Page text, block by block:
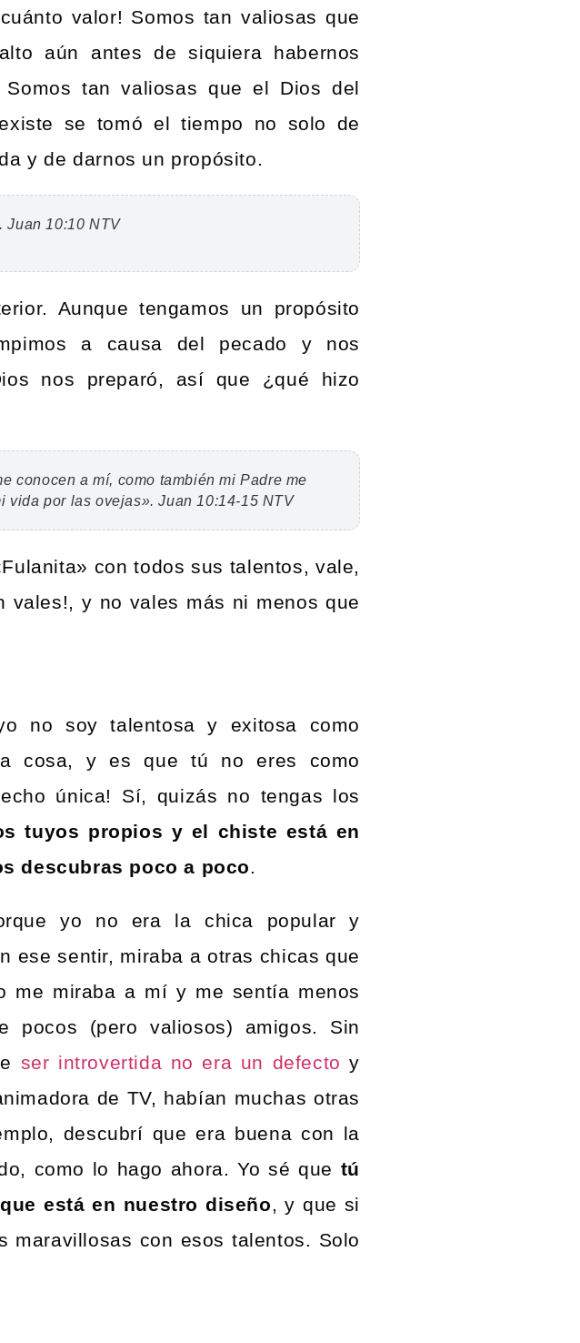
valor! Somos tan valiosas que
aún antes de siquiera habernos
tan valiosas que el Dios del
se tomó el tiempo no solo de
y de darnos un propósito.
Juan 10:10 NTV
Aunque tengamos un propósito
a causa del pecado y nos
nos preparó, así que ¿qué hizo
conocen a mí, como también mi Padre me
vida por las ovejas». Juan 10:14-15 NTV
con todos sus talentos, vale,
vales!, y no vales más ni menos que
no soy talentosa y exitosa como
cosa, y es que tú no eres como
única! Sí, quizás no tengas los
tuyos propios y el chiste está en
descubras poco a poco.
yo no era la chica popular y
ese sentir, miraba a otras chicas que
me miraba a mí y me sentía menos
pocos (pero valiosos) amigos. Sin
ser introvertida no era un defecto y
de TV, habían muchas otras
descubrí que era buena con la
como lo hago ahora. Yo sé que tú
está en nuestro diseño, y que si
maravillosas con esos talentos. Solo